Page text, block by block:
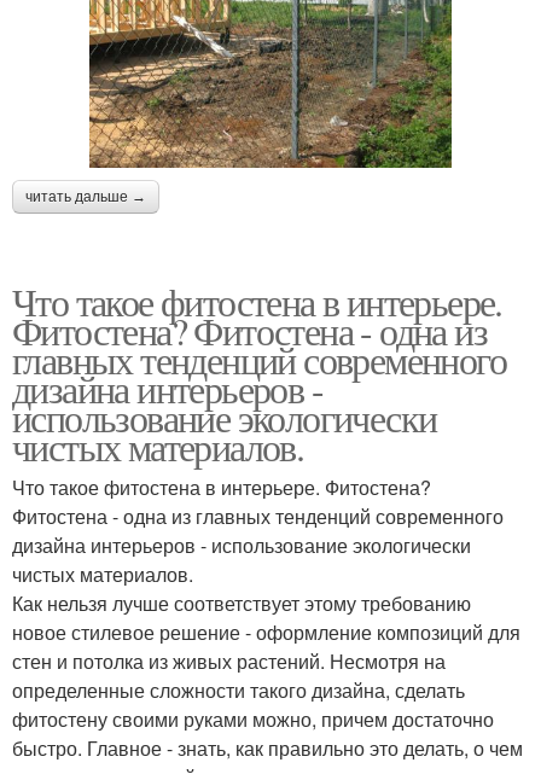
читать дальше →
Что такое фитостена в интерьере.
Фитостена? Фитостена - одна из
главных тенденций современного
дизайна интерьеров -
использование экологически
чистых материалов.
Что такое фитостена в интерьере. Фитостена?
Фитостена - одна из главных тенденций современного
дизайна интерьеров - использование экологически
чистых материалов.
Как нельзя лучше соответствует этому требованию
новое стилевое решение - оформление композиций для
стен и потолка из живых растений. Несмотря на
определенные сложности такого дизайна, сделать
фитостену своими руками можно, причем достаточно
быстро. Главное - знать, как правильно это делать, о чем